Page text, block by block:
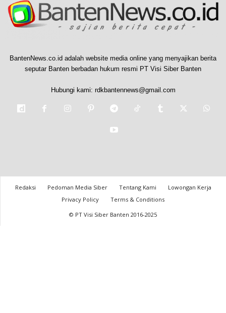
BantenNews.co.id adalah website media online yang menyajikan berita
seputar Banten berbadan hukum resmi PT Visi Siber Banten
Hubungi kami: rdkbantennews@gmail.com
Redaksi Pedoman Media Siber Tentang Kami
Lowongan Kerja
Privacy Policy
Terms & Conditions
© PT Visi Siber Banten 2016-2025